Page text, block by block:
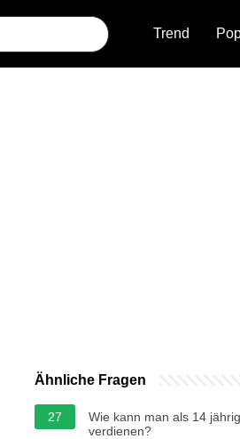
Trend
Ähnliche Fragen
27
Wie kann man als 14
verdienen?